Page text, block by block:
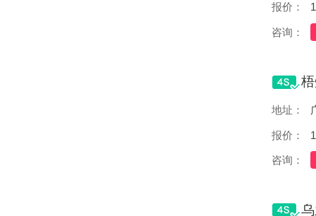
报价：
咨询：
地址：
报价：
咨询：